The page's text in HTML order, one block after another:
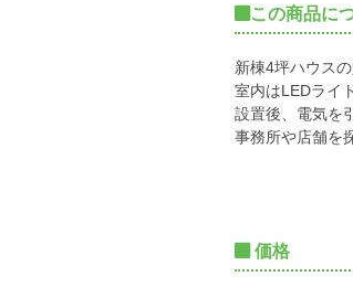
この商品に
新棟4坪ハウスの
室内はLEDライ
設置後、電気を
事務所や店舗を
価格